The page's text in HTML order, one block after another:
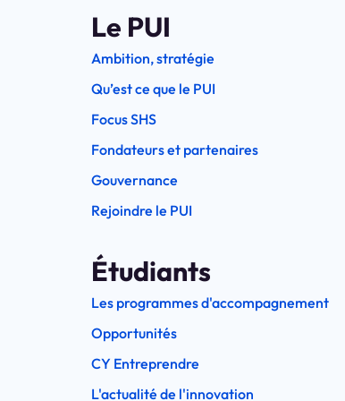
Le PUI
Ambition, stratégie
Qu’est ce que le PUI
Focus SHS
Fondateurs et partenaires
Gouvernance
Rejoindre le PUI
Étudiants
Les programmes d'accompagnement
Opportunités
CY Entreprendre
L'actualité de l'innovation